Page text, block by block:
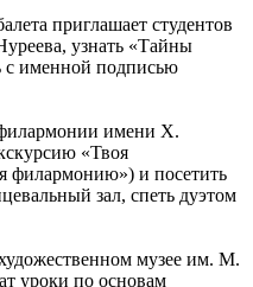
приглашает студентов
узнать «Тайны
с именной подписью
имени Х.
«Твоя
филармонию») и посетить
зал, спеть дуэтом
музее им. М.
уроки по основам